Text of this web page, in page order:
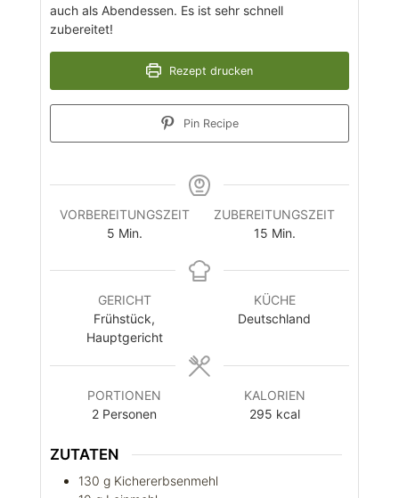
auch als Abendessen. Es ist sehr schnell
zubereitet!
Rezept drucken
Pin Recipe
VORBEREITUNGSZEIT
5Minuten
Min.
ZUBEREITUNGSZEIT
15Minuten
Min.
GERICHT
Frühstück,
Hauptgericht
KÜCHE
Deutschland
PORTIONEN
2 Personen
KALORIEN
295 kcal
ZUTATEN
130 g Kichererbsenmehl